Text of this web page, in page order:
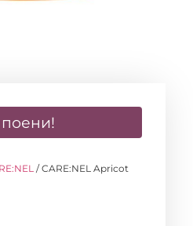
поени!
/ CARE:NEL Apricot